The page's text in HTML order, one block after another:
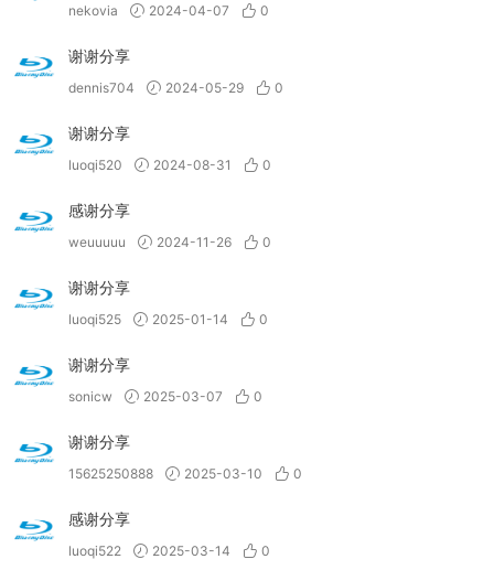
nekovia 2024-04-07 0
谢谢分享
dennis704 2024-05-29 0
谢谢分享
luoqi520 2024-08-31 0
感谢分享
weuuuuu 2024-11-26 0
谢谢分享
luoqi525 2025-01-14 0
谢谢分享
sonicw 2025-03-07 0
谢谢分享
15625250888 2025-03-10 0
感谢分享
luoqi522 2025-03-14 0